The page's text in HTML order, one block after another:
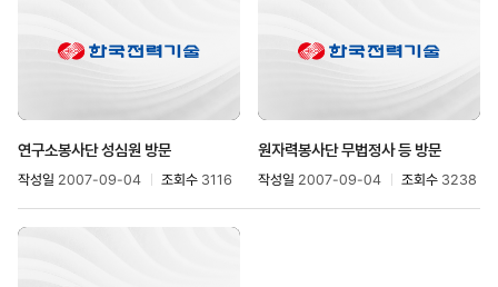
연구소봉사단 성심원 방문
작성일 2007-09-04 조회수 3116
원자력봉사단 무법정사 등 방문
작성일 2007-09-04 조회수 3238